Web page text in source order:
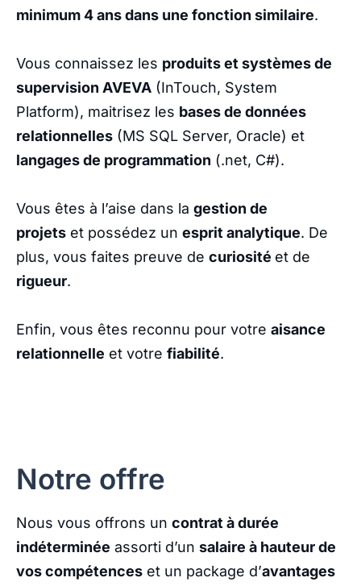
minimum 4 ans dans une fonction similaire.
Vous connaissez les produits et systèmes de
supervision AVEVA (InTouch, System
Platform), maitrisez les bases de données
relationnelles (MS SQL Server, Oracle) et
langages de programmation (.net, C#).
Vous êtes à l’aise dans la gestion de
projets et possédez un esprit analytique. De
plus, vous faites preuve de curiosité et de
rigueur.
Enfin, vous êtes reconnu pour votre aisance
relationnelle et votre fiabilité.
Notre offre
Nous vous offrons un contrat à durée
indéterminée assorti d’un salaire à hauteur de
vos compétences et un package d’avantages